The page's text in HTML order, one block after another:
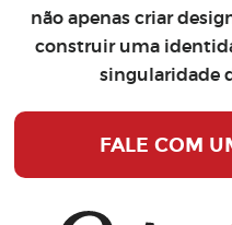
não apenas criar
construir uma
singularidade
FALE COM